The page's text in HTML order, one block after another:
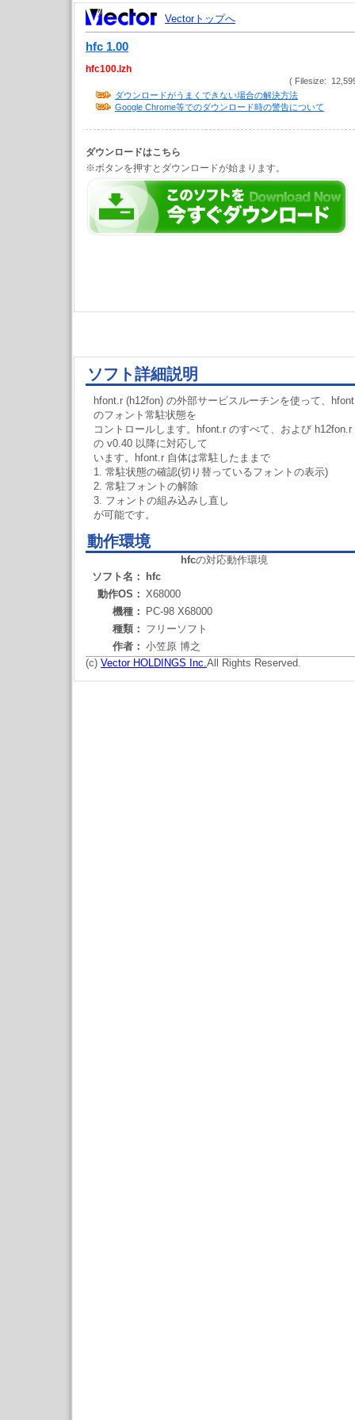
Vectorトップへ
hfc 1.00
hfc100.lzh
( Filesize:
ダウンロードがうまくできない場合の解決方法
Google Chrome等でのダウンロード時の警告について
ダウンロードはこちら
※ボタンを押すとダウンロードが始まります。
ソフト詳細説明
hfont.r (h12fon) の外部サービスルーチンを使って、hfont
のフォント常駐状態を
コントロールします。hfont.r のすべて、および h12fon.r
の v0.40 以降に対応して
います。hfont.r 自体は常駐したままで
1. 常駐状態の確認(切り替っているフォントの表示)
2. 常駐フォントの解除
3. フォントの組み込みし直し
が可能です。
動作環境
hfcの対応動作環境
ソフト名：
hfc
動作OS： X68000
機種：
PC-98 X68000
種類： フリーソフト
作者： 小笠原 博之
(c) Vector HOLDINGS Inc.All Rights Reserved.